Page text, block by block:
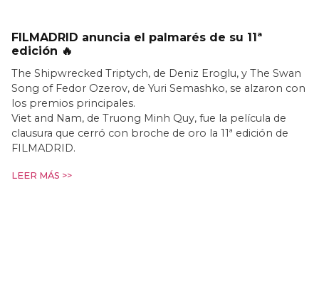
FILMADRID anuncia el palmarés de su 11ª
edición 🔥
The Shipwrecked Triptych, de Deniz Eroglu, y The Swan
Song of Fedor Ozerov, de Yuri Semashko, se alzaron con
los premios principales.
Viet and Nam, de Truong Minh Quy, fue la película de
clausura que cerró con broche de oro la 11ª edición de
FILMADRID.
LEER MÁS >>